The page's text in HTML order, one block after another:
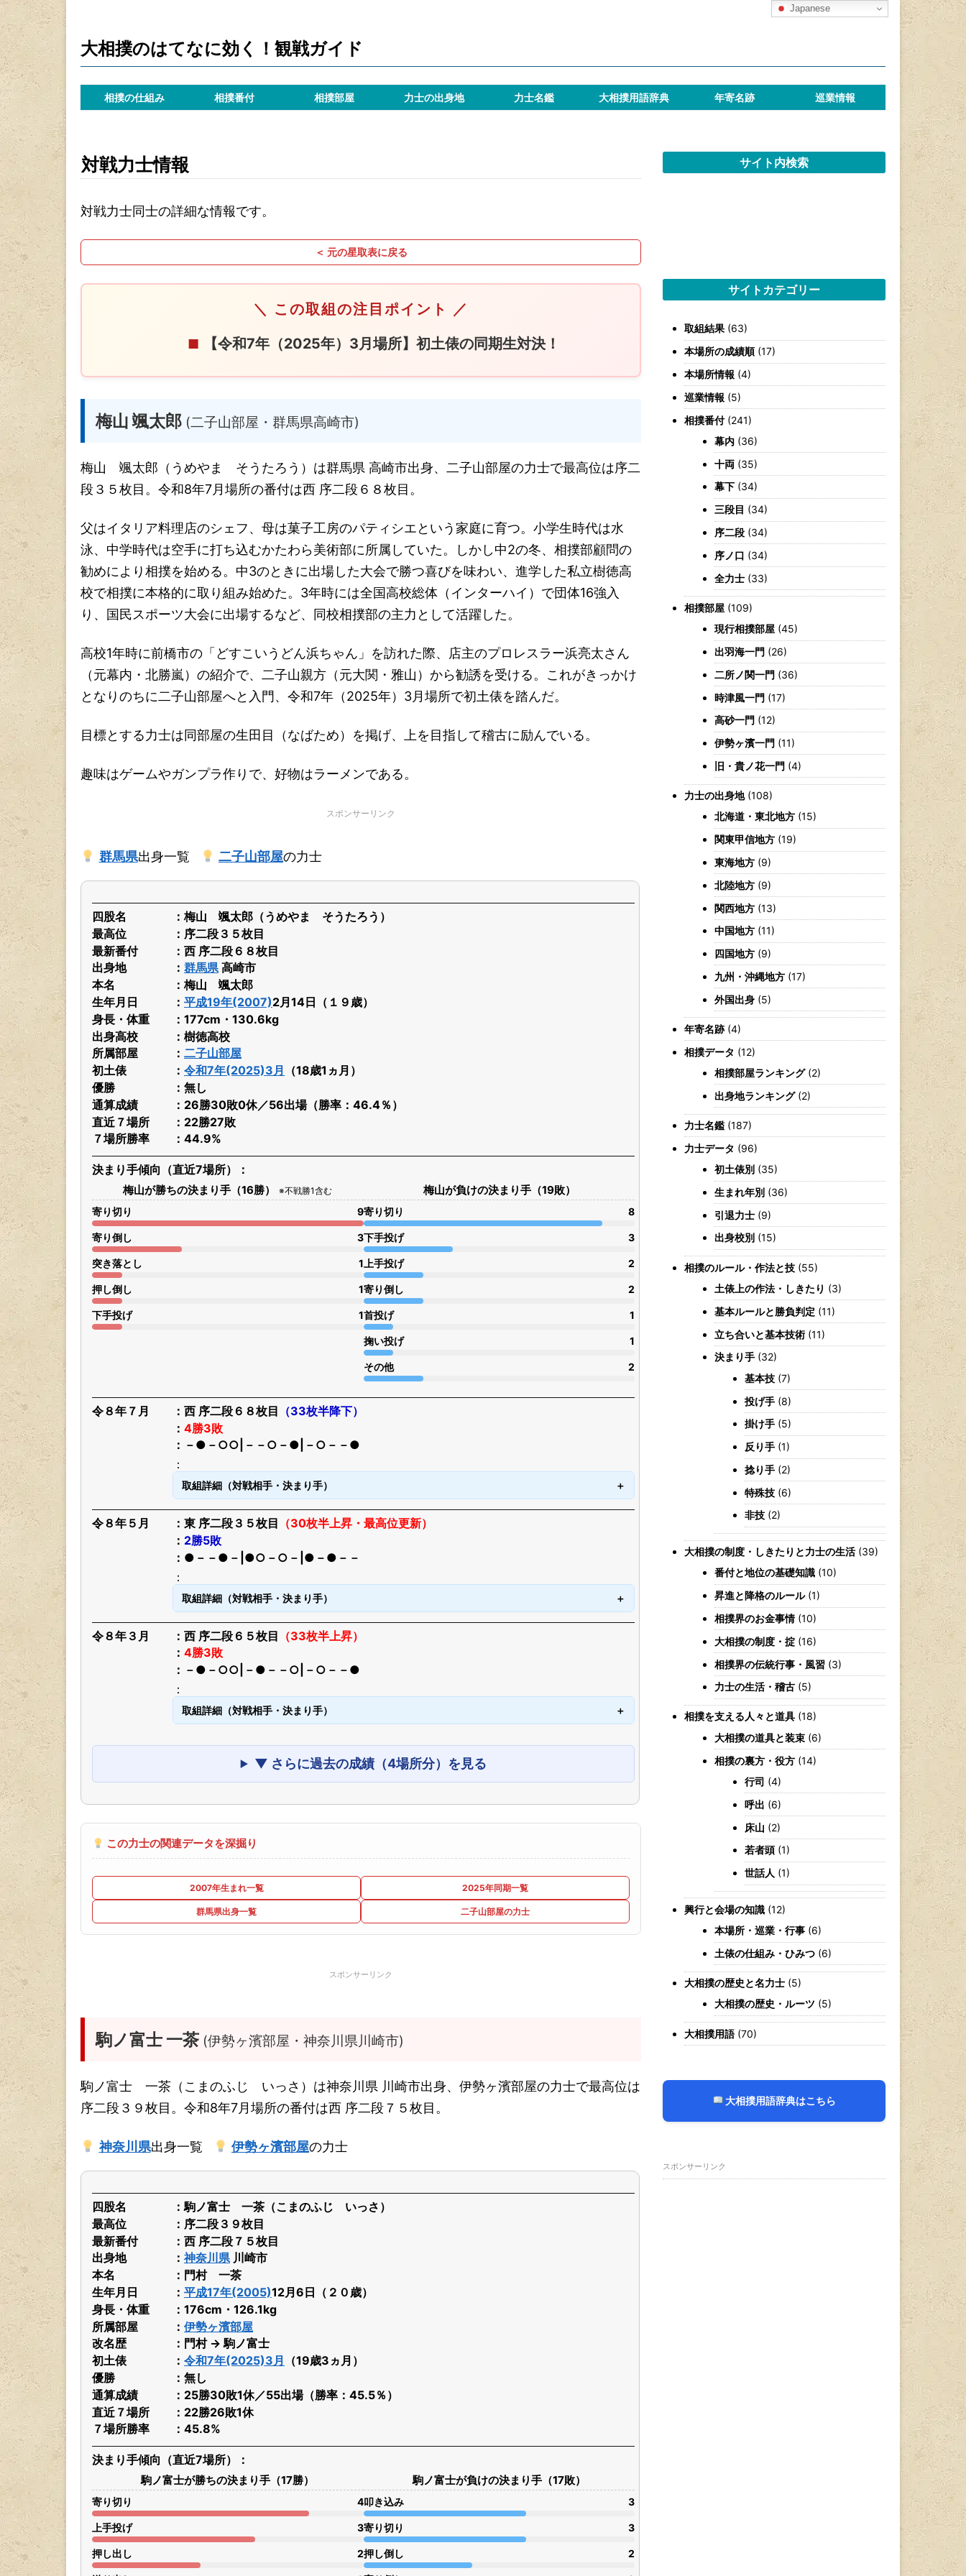
大相撲のはてなに効く！観戦ガイド
相撲の仕組み 相撲番付 相撲部屋 力士の出身地 力士名鑑 大相撲用語辞典 年寄名跡 巡業情報
対戦力士情報
対戦力士同士の詳細な情報です。
＜ 元の星取表に戻る
＼ この取組の注目ポイント ／
■ 【令和7年（2025年）3月場所】初土俵の同期生対決！
梅山 颯太郎 (二子山部屋・群馬県高崎市)
梅山 颯太郎（うめやま そうたろう）は群馬県 高崎市出身、二子山部屋の力士で最高位は序二
段３５枚目。令和8年7月場所の番付は西 序二段６８枚目。
父はイタリア料理店のシェフ、母は菓子工房のパティシエという家庭に育つ。小学生時代は水
泳、中学時代は空手に打ち込むかたわら美術部に所属していた。しかし中2の冬、相撲部顧問の
勧めにより相撲を始める。中3のときに出場した大会で勝つ喜びを味わい、進学した私立樹徳高
校で相撲に本格的に取り組み始めた。3年時には全国高校総体（インターハイ）で団体16強入
り、国民スポーツ大会に出場するなど、同校相撲部の主力として活躍した。
高校1年時に前橋市の「どすこいうどん浜ちゃん」を訪れた際、店主のプロレスラー浜亮太さん
（元幕内・北勝嵐）の紹介で、二子山親方（元大関・雅山）から勧誘を受ける。これがきっかけ
となりのちに二子山部屋へと入門、令和7年（2025年）3月場所で初土俵を踏んだ。
目標とする力士は同部屋の生田目（なばため）を掲げ、上を目指して稽古に励んでいる。
趣味はゲームやガンプラ作りで、好物はラーメンである。
スポンサーリンク
群馬県出身一覧 二子山部屋の力士
四股名
梅山 颯太郎（うめやま そうたろう）
最高位
序二段３５枚目
最新番付
西 序二段６８枚目
出身地
群馬県高崎市
本名
梅山 颯太郎
生年月日
平成19年(2007)2月14日（１９歳）
身長・体重
177cm・130.6kg
出身高校
樹徳高校
所属部屋
二子山部屋
初土俵
令和7年(2025)3月
（18歳1ヵ月）
優勝
無し
通算成績
26勝30敗0休／56出場（勝率：46.4％）
直近７場所
22勝27敗
７場所勝率
44.9%
決まり手傾向（直近7場所）
梅山が勝ちの決まり手（16勝） ※不戦勝1含む
寄り切り 9
寄り倒し 3
突き落とし 1
押し倒し 1
下手投げ 1
梅山が負けの決まり手（19敗）
寄り切り 8
下手投げ 3
上手投げ 2
寄り倒し 2
首投げ 1
掬い投げ 1
その他 2
令８年７月 西 序二段６８枚目 （33枚半降下）
4勝3敗
－●－○○|－－○－●|－○－－●
取組詳細（対戦相手・決まり手）
令８年５月 東 序二段３５枚目 （30枚半上昇・最高位更新）
2勝5敗
●－－●－|●○－○－|●－●－－
取組詳細（対戦相手・決まり手）
令８年３月 西 序二段６５枚目 （33枚半上昇）
4勝3敗
－●－○○|－●－－○|－○－－●
取組詳細（対戦相手・決まり手）
▼ さらに過去の成績（4場所分）を見る
この力士の関連データを深掘り
2007年生まれ一覧 2025年同期一覧
群馬県出身一覧 二子山部屋の力士
スポンサーリンク
駒ノ富士 一茶 (伊勢ヶ濱部屋・神奈川県川崎市)
駒ノ富士 一茶（こまのふじ いっさ）は神奈川県 川崎市出身、伊勢ヶ濱部屋の力士で最高位は
序二段３９枚目。令和8年7月場所の番付は西 序二段７５枚目。
神奈川県出身一覧 伊勢ヶ濱部屋の力士
四股名
駒ノ富士 一茶（こまのふじ いっさ）
最高位
序二段３９枚目
最新番付
西 序二段７５枚目
出身地
神奈川県川崎市
本名
門村 一茶
生年月日
平成17年(2005)12月6日（２０歳）
身長・体重
176cm・126.1kg
所属部屋
伊勢ヶ濱部屋
改名歴
門村 → 駒ノ富士
初土俵
令和7年(2025)3月
（19歳3ヵ月）
優勝
無し
通算成績
25勝30敗1休／55出場（勝率：45.5％）
直近７場所
22勝26敗1休
７場所勝率
45.8%
決まり手傾向（直近7場所）
駒ノ富士が勝ちの決まり手（17勝）
寄り切り 4
上手投げ 3
押し出し 2
駒ノ富士が負けの決まり手（17敗）
叩き込み 3
寄り切り 3
押し倒し 2
サイト内検索
サイトカテゴリー
取組結果 (63)
本場所の成績順(17)
本場所情報 (4)
巡業情報 (5)
相撲番付(241)
幕内 (36)
十両 (35)
幕下 (34)
三段目 (34)
序二段 (34)
序ノ口 (34)
全力士 (33)
相撲部屋 (109)
現行相撲部屋 (45)
出羽海一門 (26)
二所ノ関一門 (36)
時津風一門 (17)
高砂一門 (12)
伊勢ヶ濱一門 (11)
旧・貴ノ花一門 (4)
力士の出身地(108)
北海道・東北地方 (15)
関東甲信地方 (19)
東海地方 (9)
北陸地方 (9)
関西地方 (13)
中国地方 (11)
四国地方 (9)
九州・沖縄地方 (17)
外国出身 (5)
年寄名跡(4)
相撲データ (12)
相撲部屋ランキング(2)
出身地ランキング(2)
力士名鑑 (187)
力士データ (96)
初土俵別 (35)
生まれ年別 (36)
引退力士 (9)
出身校別 (15)
相撲のルール・作法と技 (55)
土俵上の作法・しきたり (3)
基本ルールと勝負判定 (11)
立ち合いと基本技術 (11)
決まり手 (32)
基本技 (7)
投げ手 (8)
掛け手 (5)
反り手 (1)
捻り手 (2)
特殊技 (6)
非技 (2)
大相撲の制度・しきたりと力士の生活 (39)
番付と地位の基礎知識 (10)
昇進と降格のルール(1)
相撲界のお金事情(10)
大相撲の制度・掟 (16)
相撲界の伝統行事・風習 (3)
力士の生活・稽古 (5)
相撲を支える人々と道具 (18)
大相撲の道具と装束 (6)
相撲の裏方・役方 (14)
行司 (4)
呼出 (6)
床山 (2)
若者頭 (1)
世話人 (1)
興行と会場の知識 (12)
本場所・巡業・行事 (6)
土俵の仕組み・ひみつ (6)
大相撲の歴史と名力士 (5)
大相撲の歴史・ルーツ (5)
大相撲用語 (70)
大相撲用語辞典はこちら
スポンサーリンク
Japanese